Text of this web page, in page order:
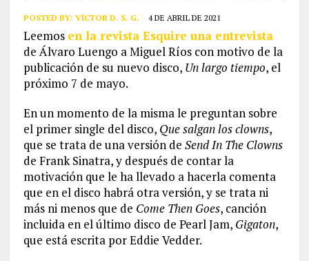
POSTED BY: VÍCTOR D. S. G. 4 DE ABRIL DE 2021
Leemos en la revista Esquire una entrevista
de Álvaro Luengo a Miguel Ríos con motivo de la
publicación de su nuevo disco, Un largo tiempo, el
próximo 7 de mayo.
En un momento de la misma le preguntan sobre
el primer single del disco, Que salgan los clowns,
que se trata de una versión de Send In The Clowns
de Frank Sinatra, y después de contar la
motivación que le ha llevado a hacerla comenta
que en el disco habrá otra versión, y se trata ni
más ni menos que de Come Then Goes, canción
incluida en el último disco de Pearl Jam, Gigaton,
que está escrita por Eddie Vedder.